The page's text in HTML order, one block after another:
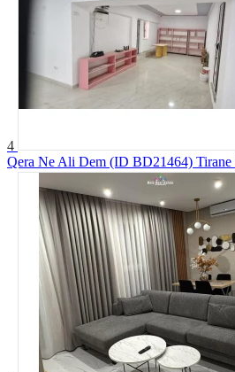
4
Qera Ne Ali Dem (ID BD21464) Tirane